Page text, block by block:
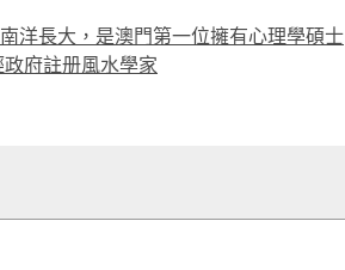
洋長大，是澳門第一位擁有心理學碩士
府註册風水學家